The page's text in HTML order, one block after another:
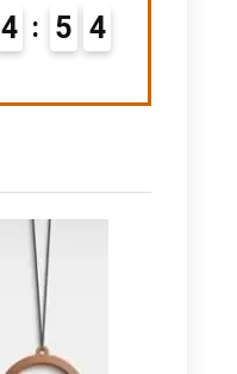
4 5 3